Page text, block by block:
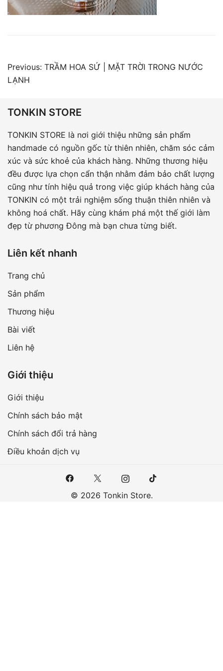
Điều
hướng
viết
Previous: TRẦM HOA SỨ | MẶT TRỜI TRONG NƯỚC
LẠNH
TONKIN STORE
TONKIN STORE là nơi giới thiệu những sản phẩm
handmade có nguồn gốc từ thiên nhiên, chăm sóc cảm
xúc và sức khoẻ của khách hàng. Những thương hiệu
đều được lựa chọn cẩn thận nhằm đảm bảo chất lượng
cũng như tính hiệu quả trong việc giúp khách hàng của
TONKIN có một trải nghiệm sống thuận thiên nhiên và
không hoá chất. Hãy cùng khám phá một thế giới làm
đẹp từ phương Đông mà bạn chưa từng biết.
Liên kết nhanh
Trang chủ
Sản phẩm
Thương hiệu
Bài viết
Liên hệ
Giới thiệu
Giới thiệu
Chính sách bảo mật
Chính sách đổi trả hàng
Điều khoản dịch vụ
© 2026 Tonkin Store.